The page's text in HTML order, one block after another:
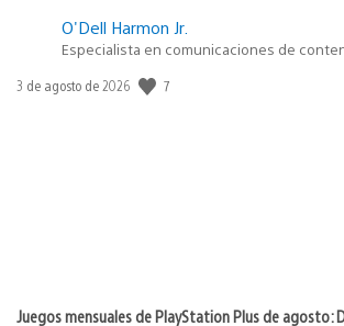
O'Dell Harmon Jr.
Especialista en comunicaciones de
Fecha
3 de agosto de 2026 7
Juegos mensuales de PlayStation Plus de agosto: